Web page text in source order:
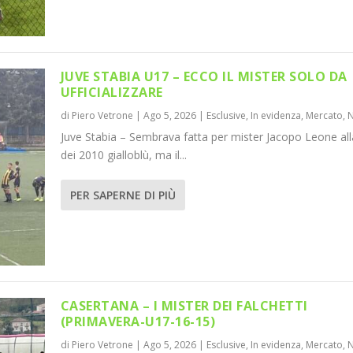
DA UFF...
Mercato,News
(PRIMAVER...
Mercato,News
JUVE STABIA U17 – ECCO IL MISTER SOLO DA
UFFICIALIZZARE
di Piero Vetrone | Ago 5, 2026| Esclusive, In evidenza, Mercato,
Juve Stabia – Sembrava fatta per mister Jacopo Leone
dei 2010 gialloblù, ma il...
PER SAPERNE DI PIÙ
CASERTANA – I MISTER DEI FALCHETTI
(PRIMAVERA-U17-16-15)
di Piero Vetrone | Ago 5, 2026| Esclusive, In evidenza, Mercato,